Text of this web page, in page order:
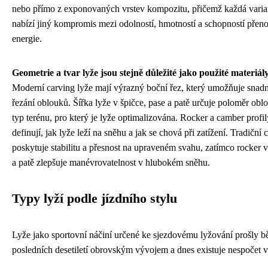
nebo přímo z exponovaných vrstev kompozitu, přičemž každá
nabízí jiný kompromis mezi odolností, hmotností a schopností
energie.
Geometrie a tvar lyže jsou stejně důležité jako použité
Moderní carving lyže mají výrazný boční řez, který umožňuje
řezání oblouků. Šířka lyže v špičce, pase a patě určuje poloměr
typ terénu, pro který je lyže optimalizována. Rocker a camber
definují, jak lyže leží na sněhu a jak se chová při zatížení. Tradiční
poskytuje stabilitu a přesnost na upraveném svahu, zatímco rocker
a patě zlepšuje manévrovatelnost v hlubokém sněhu.
Typy lyží podle jízdního stylu
Lyže jako sportovní náčiní určené ke sjezdovému lyžování prošly
posledních desetiletí obrovským vývojem a dnes existuje nespočet